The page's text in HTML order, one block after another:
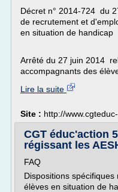
Décret n° 2014-724 du
de recrutement et
en situation de handicap
Arrêté du 27 juin 2014
accompagnants des
Lire la suite
Site : http://
CGT éduc'action
régissant les
FAQ
Dispositions
élèves en situation de